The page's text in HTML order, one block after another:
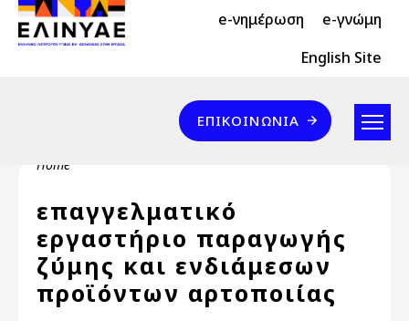
Skip to main content
Header Top 2 e-νημέρωση e-γνώμη
Header Top English Site
Επικοινωνία
ΕΠΙΚΟΙΝΩΝΊΑ
Breadcrumb
Home
επαγγελματικό
εργαστήριο παραγωγής
ζύμης και ενδιάμεσων
προϊόντων αρτοποιίας